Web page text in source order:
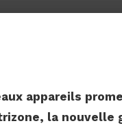
appareils
la